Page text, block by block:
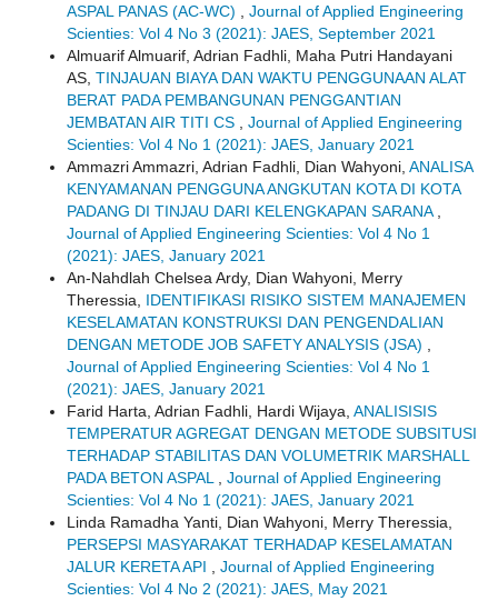
ASPAL PANAS (AC-WC)
Journal of Applied Engineering
Scienties: Vol 4 No 3 (2021): JAES, September 2021
Almuarif Almuarif, Adrian Fadhli, Maha Putri Handayani
AS, TINJAUAN BIAYA DAN WAKTU PENGGUNAAN ALAT
BERAT PADA PEMBANGUNAN PENGGANTIAN
JEMBATAN AIR TITI CS
Journal of Applied Engineering
Scienties: Vol 4 No 1 (2021): JAES, January 2021
Ammazri Ammazri, Adrian Fadhli, Dian Wahyoni, ANALISA
KENYAMANAN PENGGUNA ANGKUTAN KOTA DI KOTA
PADANG DI TINJAU DARI KELENGKAPAN SARANA
Journal of Applied Engineering Scienties: Vol 4 No 1
(2021): JAES, January 2021
An-Nahdlah Chelsea Ardy, Dian Wahyoni, Merry
Theressia, IDENTIFIKASI RISIKO SISTEM MANAJEMEN
KESELAMATAN KONSTRUKSI DAN PENGENDALIAN
DENGAN METODE JOB SAFETY ANALYSIS (JSA)
Journal of Applied Engineering Scienties: Vol 4 No 1
(2021): JAES, January 2021
Farid Harta, Adrian Fadhli, Hardi Wijaya, ANALISISIS
TEMPERATUR AGREGAT DENGAN METODE SUBSITUSI
TERHADAP STABILITAS DAN VOLUMETRIK MARSHALL
PADA BETON ASPAL
Journal of Applied Engineering
Scienties: Vol 4 No 1 (2021): JAES, January 2021
Linda Ramadha Yanti, Dian Wahyoni, Merry Theressia,
PERSEPSI MASYARAKAT TERHADAP KESELAMATAN
JALUR KERETA API
Journal of Applied Engineering
Scienties: Vol 4 No 2 (2021): JAES, May 2021